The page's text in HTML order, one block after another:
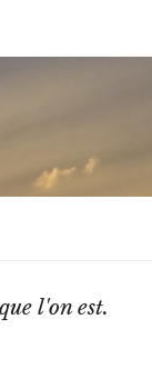
l'on est.